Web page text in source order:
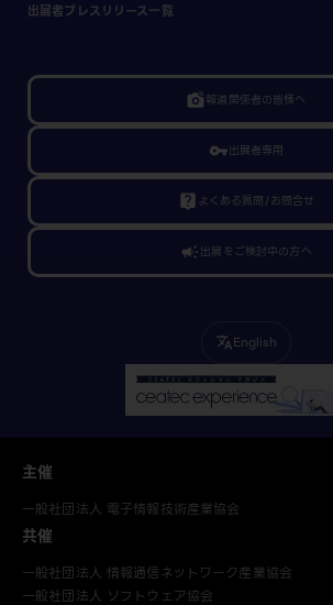
出展者プレスリリース一覧
linked_camera報道関係者の皆様へ
vpn_key出展者専用
live_help よくある質問/お問合せ
campaign出展をご検討中の方へ
translateEnglish
主催
一般社団法人 電子情報技術産業協会
共催
一般社団法人 情報通信ネットワーク産業協会
一般社団法人 ソフトウェア協会